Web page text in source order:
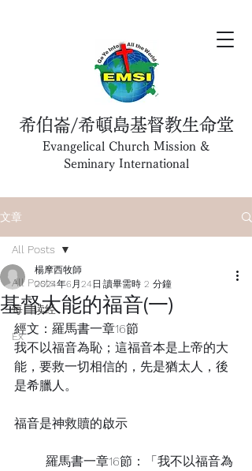
希伯崙/希頓島基督教生命堂
Evangelical Church Mission &
Seminary International
文章
All Posts
每日读经
Ex
All Posts
基督大能的福音(一)
楊摩西牧師
2024年6月24日 讀畢需時 2 分鐘
經文：羅馬書一章16節
我不以福音為恥；這福音本是上帝的大
能，要救一切相信的，先是猶太人，後
是希臘人。
福音是神救贖的啟示